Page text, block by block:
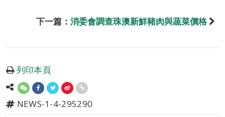
下一篇： 消委會調查珠澳新鮮豬肉與蔬菜價格
列印本頁
NEWS-1-4-295290